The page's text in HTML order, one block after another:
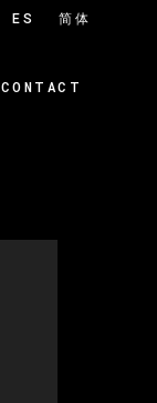
CONTACT
ES 简体